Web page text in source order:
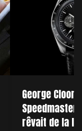
George
Speedmaster
rêvait de la